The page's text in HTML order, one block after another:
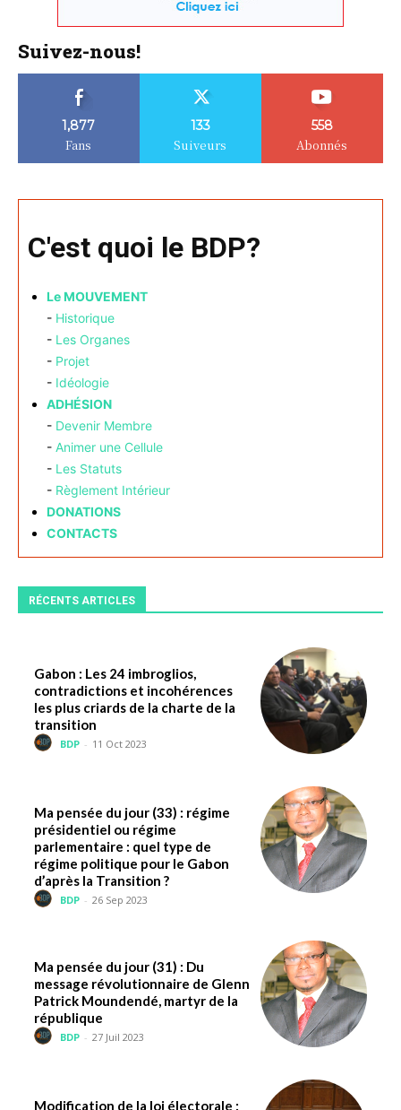
Suivez-nous!
1,877
Fans
133
Suiveurs
558
Abonnés
C'est quoi le BDP?
Le MOUVEMENT
- Historique
- Les Organes
- Projet
- Idéologie
ADHÉSION
- Devenir Membre
- Animer une Cellule
- Les Statuts
- Règlement Intérieur
DONATIONS
CONTACTS
RÉCENTS ARTICLES
Gabon : Les 24 imbroglios,
contradictions et incohérences
les plus criards de la charte de la
transition
BDP - 11 Oct 2023
Ma pensée du jour (33) : régime
présidentiel ou régime
parlementaire : quel type de
régime politique pour le Gabon
d’après la Transition ?
BDP - 26 Sep 2023
Ma pensée du jour (31) : Du
message révolutionnaire de Glenn
Patrick Moundendé, martyr de la
république
BDP - 27 Juil 2023
Modification de la loi électorale :